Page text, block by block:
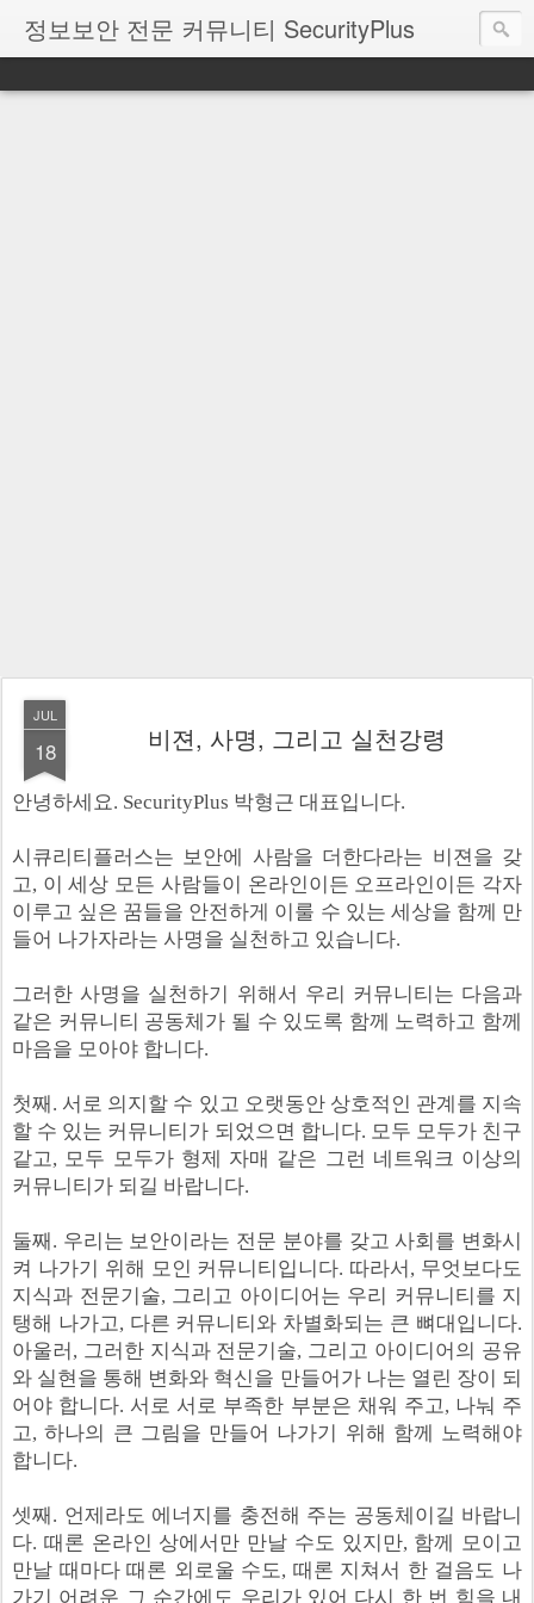
정보보안 전문 커뮤니티 SecurityPlus
JUL
18 비젼, 사명, 그리고 실천강령
안녕하세요. SecurityPlus 박형근 대표입니다.
시큐리티플러스는 보안에 사람을 더한다라는 비젼을 갖
고, 이 세상 모든 사람들이 온라인이든 오프라인이든 각자
이루고 싶은 꿈들을 안전하게 이룰 수 있는 세상을 함께 만
들어 나가자라는 사명을 실천하고 있습니다.
그러한 사명을 실천하기 위해서 우리 커뮤니티는 다음과
같은 커뮤니티 공동체가 될 수 있도록 함께 노력하고 함께
마음을 모아야 합니다.
첫째. 서로 의지할 수 있고 오랫동안 상호적인 관계를 지속
할 수 있는 커뮤니티가 되었으면 합니다. 모두 모두가 친구
같고, 모두 모두가 형제 자매 같은 그런 네트워크 이상의
커뮤니티가 되길 바랍니다.
둘째. 우리는 보안이라는 전문 분야를 갖고 사회를 변화시
켜 나가기 위해 모인 커뮤니티입니다. 따라서, 무엇보다도
지식과 전문기술, 그리고 아이디어는 우리 커뮤니티를 지
탱해 나가고, 다른 커뮤니티와 차별화되는 큰 뼈대입니다.
아울러, 그러한 지식과 전문기술, 그리고 아이디어의 공유
와 실현을 통해 변화와 혁신을 만들어가 나는 열린 장이 되
어야 합니다. 서로 서로 부족한 부분은 채워 주고, 나눠 주
고, 하나의 큰 그림을 만들어 나가기 위해 함께 노력해야
합니다.
셋째. 언제라도 에너지를 충전해 주는 공동체이길 바랍니
다. 때론 온라인 상에서만 만날 수도 있지만, 함께 모이고
만날 때마다 때론 외로울 수도, 때론 지쳐서 한 걸음도 나
가기 어려운 그 순간에도 우리가 있어 다시 한 번 힘을 내